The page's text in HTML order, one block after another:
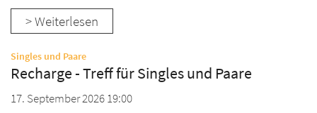
> Weiterlesen
Singles und Paare:
Recharge - Treff für Singles und Paare
17. September 2026 19:00